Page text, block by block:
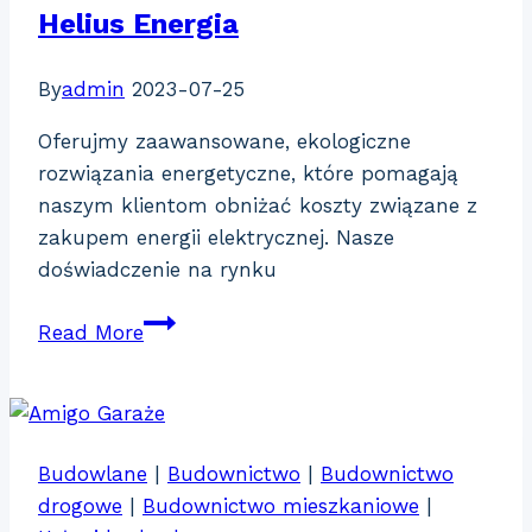
Helius Energia
Byadmin 2023-07-25
Oferujmy zaawansowane, ekologiczne
rozwiązania energetyczne, które pomagają
naszym klientom obniżać koszty związane z
zakupem energii elektrycznej. Nasze
doświadczenie na rynku
Read MoreHelius
Budowlane Budownictwo
Budownictwo
drogowe
Budownictwo mieszkaniowe